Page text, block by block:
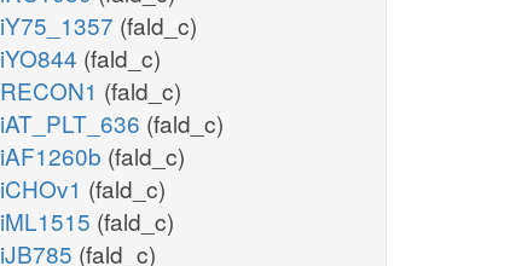
iY75_1357 (fald_c)
iYO844 (fald_c)
RECON1 (fald_c)
iAT_PLT_636 (fald_c)
iAF1260b (fald_c)
iCHOv1 (fald_c)
iML1515 (fald_c)
iJB785 (fald_c)